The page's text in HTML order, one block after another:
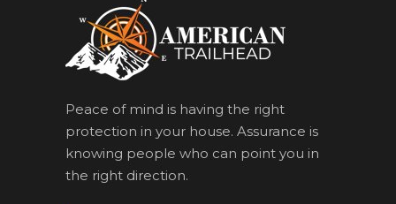
Peace of mind is having the right
protection in your house. Assurance is
knowing people who can point you in
the right direction.